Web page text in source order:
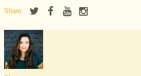
Share: